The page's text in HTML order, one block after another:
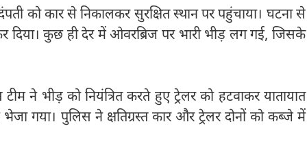
को कार से निकालकर सुरक्षित स्थान पर पहुंचाया। घटना से
कुछ ही देर में ओवरब्रिज पर भारी भीड़ लग गई, जिसके
ने भीड़ को नियंत्रित करते हुए ट्रेलर को हटवाकर यातायात
गया। पुलिस ने क्षतिग्रस्त कार और ट्रेलर दोनों को कब्जे में